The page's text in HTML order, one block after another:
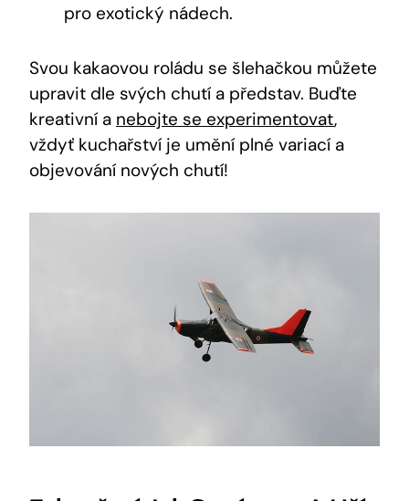
pro exotický nádech.
Svou kakaovou roládu se šlehačkou můžete
upravit dle svých chutí a představ. Buďte
kreativní a nebojte se experimentovat,
vždyť kuchařství je umění plné variací a
objevování nových chutí!